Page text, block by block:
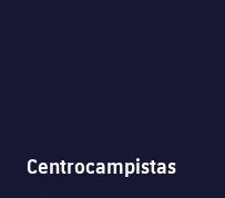
Centrocampistas